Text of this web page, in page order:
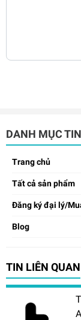
DANH MỤC
Trang chủ
Tất cả sản phẩm
Đăng ký đại lý/
Blog
TIN LIÊN QUAN